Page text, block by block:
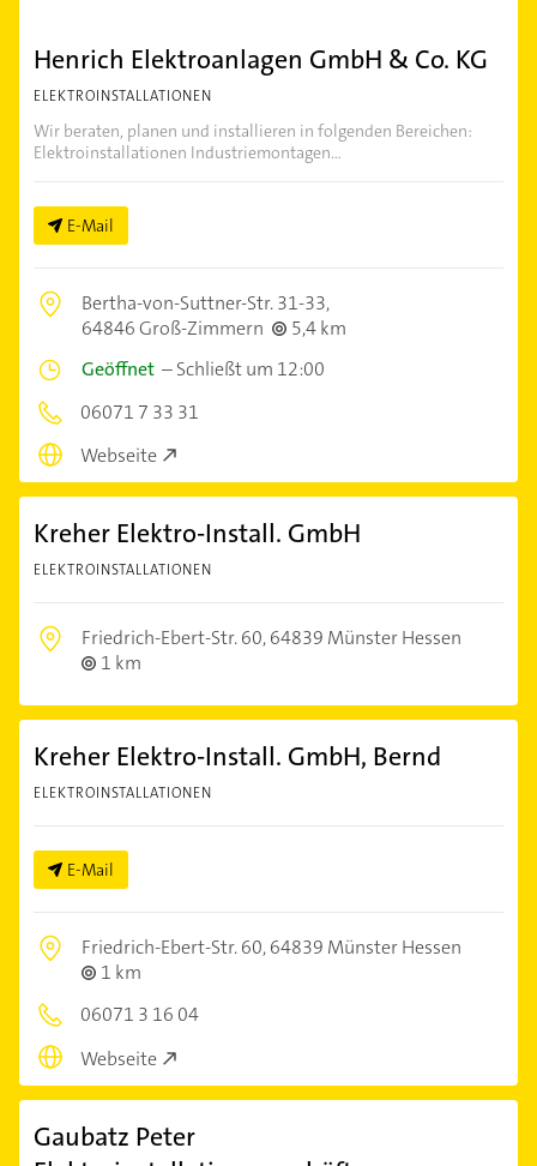
Henrich Elektroanlagen GmbH & Co. KG
ELEKTROINSTALLATIONEN
Wir beraten, planen und installieren in folgenden Bereichen:
Elektroinstallationen Industriemontagen...
E-Mail
Bertha-von-Suttner-Str. 31-33,
64846 Groß-Zimmern
5,4 km
Geöffnet –Schließt um 12:00
06071 7 33 31
Webseite
Kreher Elektro-Install. GmbH
ELEKTROINSTALLATIONEN
Friedrich-Ebert-Str. 60,64839 Münster Hessen
1 km
Kreher Elektro-Install. GmbH, Bernd
ELEKTROINSTALLATIONEN
E-Mail
Friedrich-Ebert-Str. 60,64839 Münster Hessen
1 km
06071 3 16 04
Webseite
Gaubatz Peter